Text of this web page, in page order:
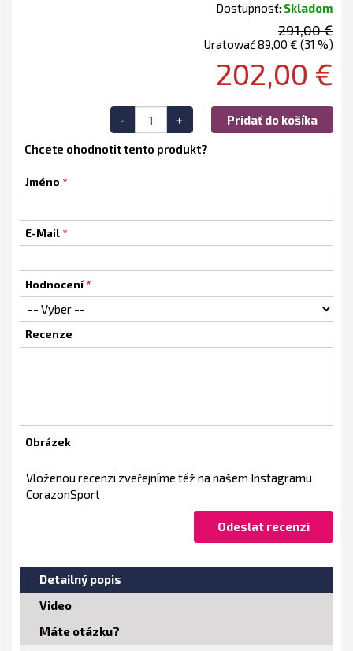
Dostupnosť: Skladom
291,00 €
Uratować 89,00 € (31 %)
202,00 €
- + Pridať do košíka
Chcete ohodnotit tento produkt?
Jméno
E-Mail
Hodnocení
Recenze
Obrázek
Vloženou recenzi zveřejníme též na našem Instagramu
CorazonSport
Detailný popis
Video
Máte otázku?